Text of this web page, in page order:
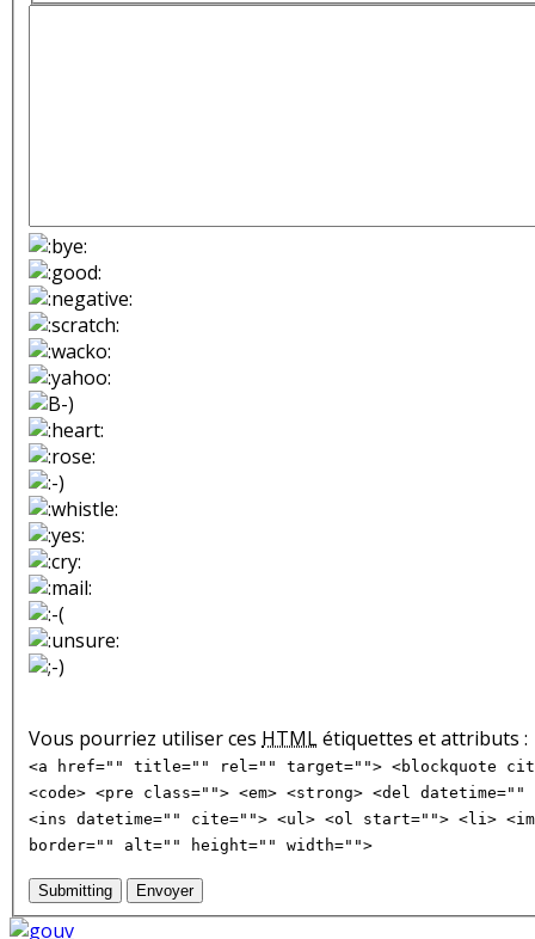
Vous pourriez utiliser ces HTMLétiquettes et attributs :
<a href="" title="" rel="" target=""> <blockquote
<code> <pre class=""> <em> <strong> <del
<ins datetime="" cite=""> <ul> <ol start=""> <li>
border="" alt="" height="" width="">
Submitting Envoyer